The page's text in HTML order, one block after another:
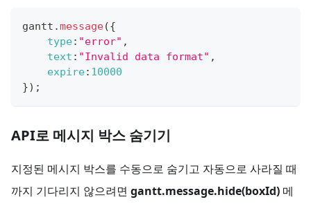
gantt .message({
type: "error" ,
text : "Invalid data format" ,
expire: 10000
}) ;
API로 메시지 박스 숨기기
지정된 메시지 박스를 수동으로 숨기고 자동으로 사라질 때
까지 기다리지 않으려면 gantt.message.hide(boxId) 메